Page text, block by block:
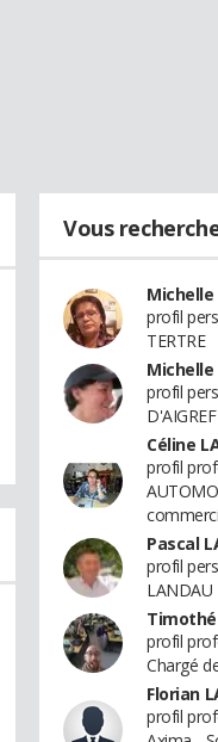
Vous
Michelle
profil
TERTRE
Michelle
profil
Céline
profil
Pascal
profil
LANDAU
profil
Chargé
Florian
profil